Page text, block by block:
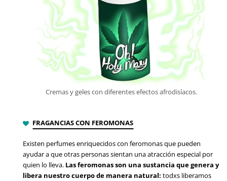
Cremas y geles con diferentes efectos afrodisíacos.
FRAGANCIAS CON FEROMONAS
Existen perfumes enriquecidos con feromonas que pueden
ayudar a que otras personas sientan una atracción especial por
quien lo lleva. Las feromonas son una sustancia que genera y
libera nuestro cuerpo de manera natural: todxs liberamos